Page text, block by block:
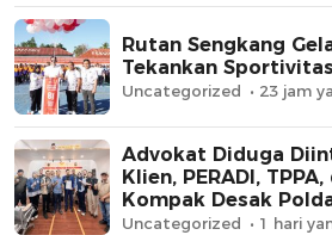
Rutan Sengkang
Tekankan Sportivitas
Uncategorized 23 jam
Advokat Diduga
Klien, PERADI,
Kompak Desak
Dugaan Premanisme
Uncategorized 1 hari